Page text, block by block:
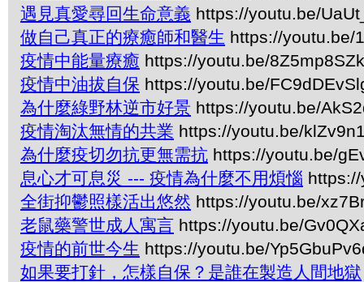
遇見真愛尋回生命意義 https://youtu.be/
做自己真正的療癒師和醫生 https://youtu.be/
疫情中能量療癒 https://youtu.be/
疫情中油拔自保 https://youtu.be/
為什麼綠野林逆市好景 https://youtu.be/
疫情淘汰無情的共業 https://youtu.be/
為什麼疫切勿抗更無需抗 https://youtu.be/
息心才可息災 --- 疫情為什麼不用煩惱
全街抑鬱照樣活出悠然 https://youtu.be/
老鼠藥警世成人寓言 https://youtu.be/
疫情的前世今生 https://youtu.be/
如果要打針，怎樣自保？是誰在製造人間地獄